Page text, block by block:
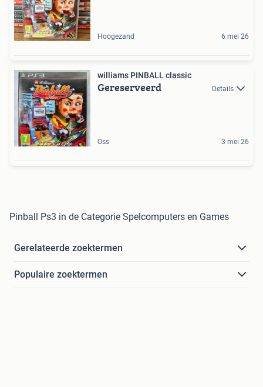
Hoogezand 6 mei 26
williams PINBALL classic
Gereserveerd Details
Oss 3 mei 26
Pinball Ps3 in de Categorie Spelcomputers en Games
Gerelateerde zoektermen
Populaire zoektermen